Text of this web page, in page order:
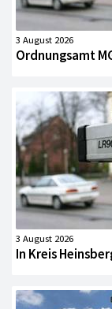
3 August 2026
Ordnungsamt
3 August 2026
In Kreis